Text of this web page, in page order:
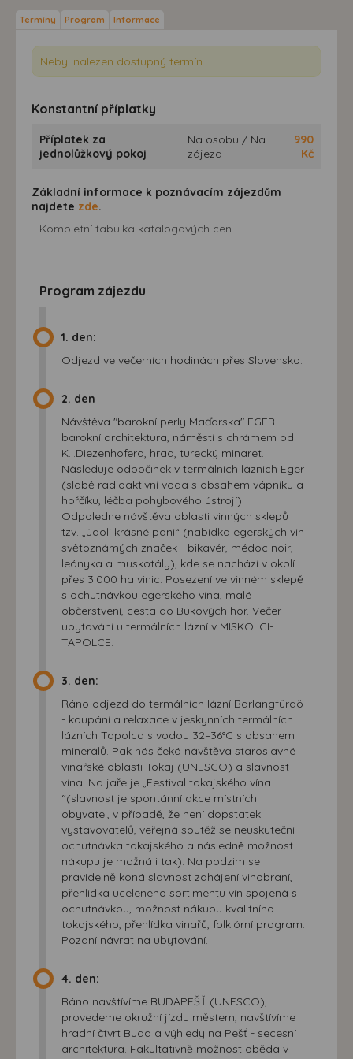
Termíny Program Informace
Nebyl nalezen dostupný termín.
Konstantní příplatky
Příplatek za
jednolůžkový pokoj
Na osobu / Na
zájezd
990
Kč
Základní informace k poznávacím zájezdům
najdete zde.
Kompletní tabulka katalogových cen
Program zájezdu
1. den:
Odjezd ve večerních hodinách přes Slovensko.
2. den
Návštěva "barokní perly Maďarska" EGER -
barokní architektura, náměstí s chrámem od
K.I.Diezenhofera, hrad, turecký minaret.
Následuje odpočinek v termálních lázních Eger
(slabě radioaktivní voda s obsahem vápníku a
hořčíku, léčba pohybového ústrojí).
Odpoledne návštěva oblasti vinných sklepů
tzv. „údolí krásné paní“ (nabídka egerských vín
světoznámých značek - bikavér, médoc noir,
leányka a muskotály), kde se nachází v okolí
přes 3.000 ha vinic. Posezení ve vinném sklepě
s ochutnávkou egerského vína, malé
občerstvení, cesta do Bukových hor. Večer
ubytování u termálních lázní v MISKOLCI-
TAPOLCE.
3. den:
Ráno odjezd do termálních lázní Barlangfürdö
- koupání a relaxace v jeskynních termálních
lázních Tapolca s vodou 32–36°C s obsahem
minerálů. Pak nás čeká návštěva staroslavné
vinařské oblasti Tokaj (UNESCO) a slavnost
vína. Na jaře je „Festival tokajského vína
“(slavnost je spontánní akce místních
obyvatel, v případě, že není dopstatek
vystavovatelů, veřejná soutěž se neuskuteční -
ochutnávka tokajského a následně možnost
nákupu je možná i tak). Na podzim se
pravidelně koná slavnost zahájení vinobraní,
přehlídka uceleného sortimentu vín spojená s
ochutnávkou, možnost nákupu kvalitního
tokajského, přehlídka vinařů, folklórní program.
Pozdní návrat na ubytování.
4. den:
Ráno navštívíme BUDAPEŠŤ (UNESCO),
provedeme okružní jízdu městem, navštívíme
hradní čtvrt Buda a výhledy na Pešť - secesní
architektura. Fakultativně možnost oběda v